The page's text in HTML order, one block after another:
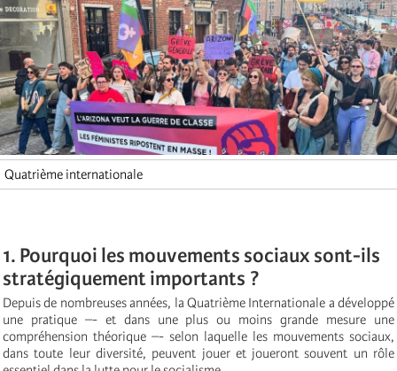
Quatrième internationale
1. Pourquoi les mouvements sociaux sont-ils
stratégiquement importants ?
Depuis de nombreuses années, la Quatrième Internationale a développé
une pratique –- et dans une plus ou moins grande mesure une
compréhension théorique –- selon laquelle les mouvements sociaux,
dans toute leur diversité, peuvent jouer et joueront souvent un rôle